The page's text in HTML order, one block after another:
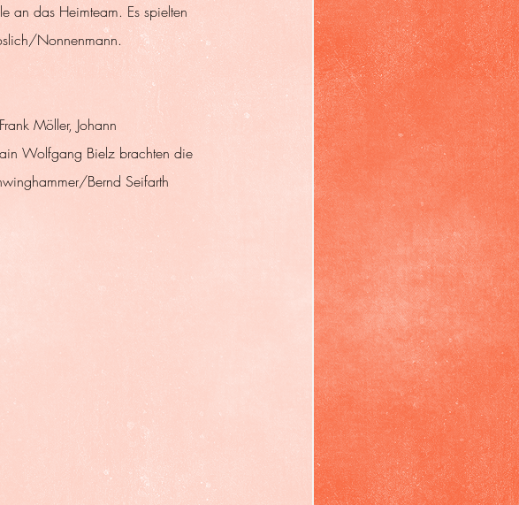
an das Heimteam. Es spielten
Nonnenmann.
Möller, Johann
Wolfgang Bielz brachten die
Bernd Seifarth